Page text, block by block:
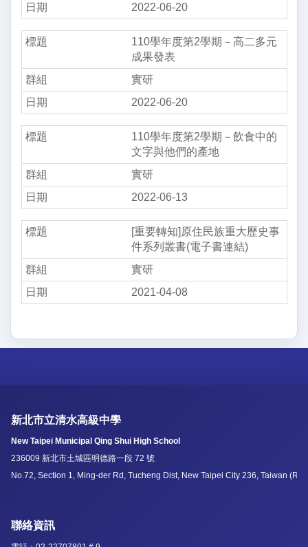
2022-06-20
110學年度第2學期－高二多元
成果發表
實研
2022-06-20
110學年度第2學期－飲食中的
文字與他們的產地
實研
2022-06-13
[重要轉知]原住民族重大歷史事
件系列叢書(電子書連結)
實研
2021-04-08
新北市立清水高級中學
New Taipei Municipal Qing Shui High School
236009 新北市土城區明德路一段 72 號
No.72, Section 1, Ming-der Rd, Tucheng Dist, New Taipei City 236, Taiwan
聯絡資訊